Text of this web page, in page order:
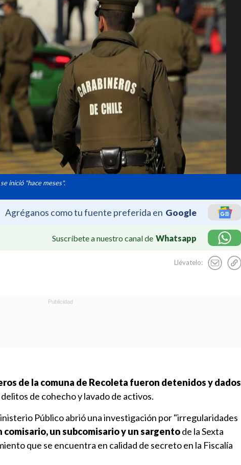
inició "hace meses".
Agréganos como tu fuente preferida en Google
Suscríbete a nuestro canal de Whatsapp
Llévatelo:
de la comuna de Recoleta fueron detenidos y dados
de cohecho y lavado de activos.
Público abrió una investigación por "irregularidades
comisario, un subcomisario y un sargentode la Sexta
que se encuentra en calidad de secreto en la Fiscalía